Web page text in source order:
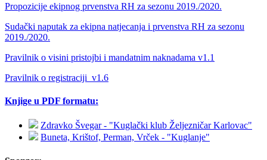
Propozicije ekipnog prvenstva RH za sezonu 2019./2020.
Sudački naputak za ekipna natjecanja i prvenstva RH za sezonu
2019./2020.
Pravilnik o visini pristojbi i mandatnim naknadama v1.1
Pravilnik o registraciji_v1.6
Knjige u PDF formatu:
Zdravko Švegar - "Kuglački klub Željezničar Karlovac"
Buneta, Krištof, Perman, Vrček - "Kuglanje"